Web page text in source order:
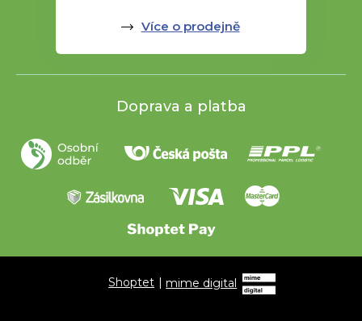
Více o prodejně
Doprava a platba
Shoptet |mime digital